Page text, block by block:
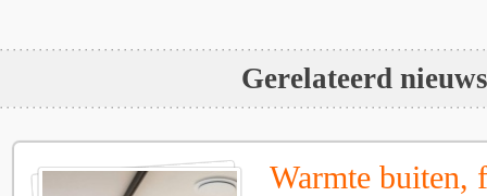
Gerelateerd nieuws
Warmte buiten,